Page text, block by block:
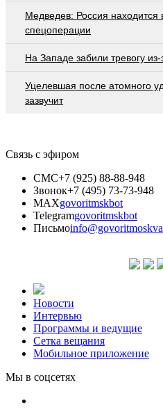
Медведев: Россия находится
спецоперации
На Западе забили тревогу
Уцелевшая после атомного
зазвучит
Связь с эфиром
СМС+7 (925) 88-88-948
Звонок+7 (495) 73-73-948
MAXgovoritmskbot
Telegramgovoritmskbot
Письмо
Новости
Интервью
Программы и ведущие
Сетка вещания
Мобильное приложение
Мы в соцсетях